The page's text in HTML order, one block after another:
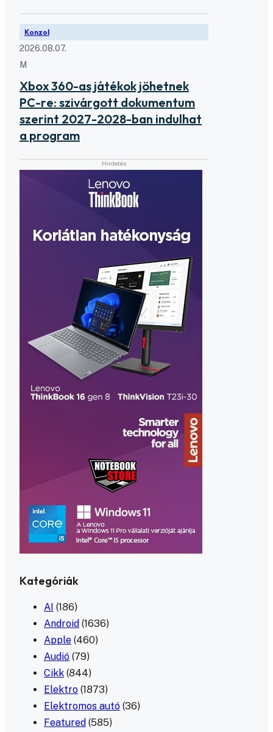
Konzol
2026.08.07.
M
Xbox 360-as játékok jöhetnek
PC-re: szivárgott dokumentum
szerint 2027-2028-ban indulhat
a program
Kategóriák
AI (186)
Android (1636)
Apple (460)
Audió (79)
Cikk (844)
Elektro (1873)
Elektromos autó (36)
Featured (585)